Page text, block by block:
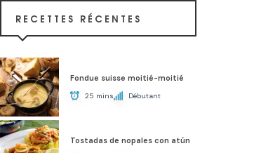
RECETTES RÉCENTES
Fondue suisse moitié-moitié
25 mins Débutant
Tostadas de nopales con atún